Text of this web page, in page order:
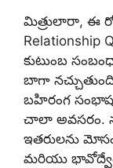
మిత్రులారా, ఈ
Relationship
కుటుంబ
బాగా
బహిరంగ
చాలా అవసరం.
ఇతరులను
మరియు